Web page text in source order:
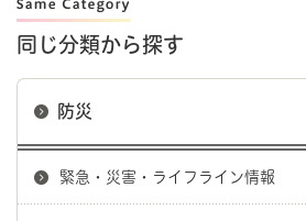
同じ分類から探す
防災
緊急・災害・ライフライン情報